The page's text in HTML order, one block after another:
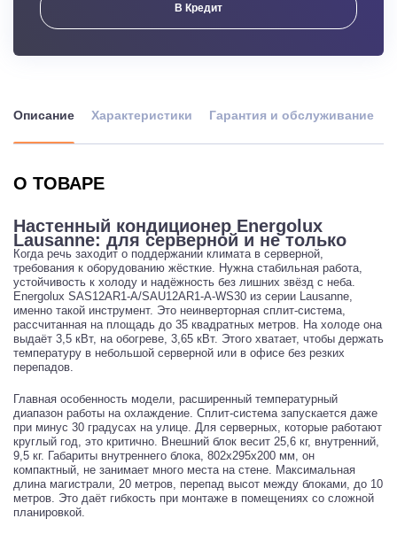
В Кредит
Описание Характеристики Гарантия и обслуживание
О ТОВАРЕ
Настенный кондиционер Energolux
Lausanne: для серверной и не только
Когда речь заходит о поддержании климата в серверной,
требования к оборудованию жёсткие. Нужна стабильная работа,
устойчивость к холоду и надёжность без лишних звёзд с неба.
Energolux SAS12AR1-A/SAU12AR1-A-WS30 из серии Lausanne,
именно такой инструмент. Это неинверторная сплит-система,
рассчитанная на площадь до 35 квадратных метров. На холоде она
выдаёт 3,5 кВт, на обогреве, 3,65 кВт. Этого хватает, чтобы держать
температуру в небольшой серверной или в офисе без резких
перепадов.
Главная особенность модели, расширенный температурный
диапазон работы на охлаждение. Сплит-система запускается даже
при минус 30 градусах на улице. Для серверных, которые работают
круглый год, это критично. Внешний блок весит 25,6 кг, внутренний,
9,5 кг. Габариты внутреннего блока, 802х295х200 мм, он
компактный, не занимает много места на стене. Максимальная
длина магистрали, 20 метров, перепад высот между блоками, до 10
метров. Это даёт гибкость при монтаже в помещениях со сложной
планировкой.